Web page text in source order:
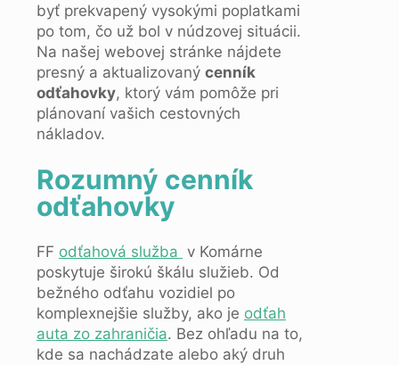
byť prekvapený vysokými poplatkami
po tom, čo už bol v núdzovej situácii.
Na našej webovej stránke nájdete
presný a aktualizovaný cenník
odťahovky, ktorý vám pomôže pri
plánovaní vašich cestovných
nákladov.
Rozumný cenník
odťahovky
FF odťahová služba v Komárne
poskytuje širokú škálu služieb. Od
bežného odťahu vozidiel po
komplexnejšie služby, ako je odťah
auta zo zahraničia. Bez ohľadu na to,
kde sa nachádzate alebo aký druh